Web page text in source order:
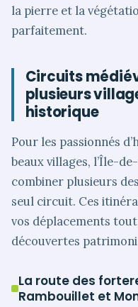
la pierre et la
parfaitement.
Circuits
plusieurs
historique
Pour les passionnés
beaux villages, l’Île-
combiner plusieurs
seul circuit. Ces
vos déplacements
découvertes
La route des
Rambouillet et